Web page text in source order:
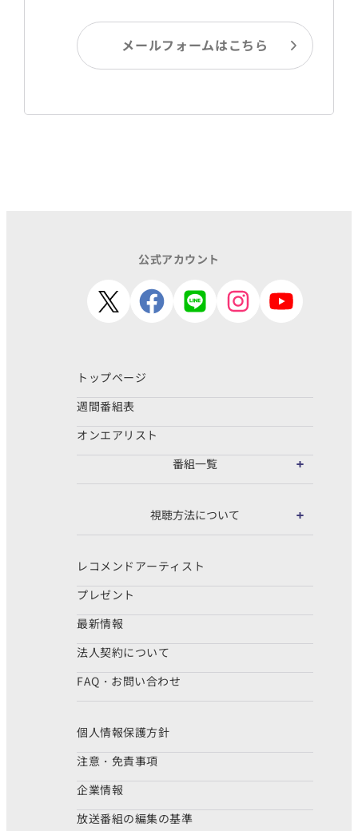
メールフォームはこちら
公式アカウント
トップページ
週間番組表
オンエアリスト
番組一覧
視聴方法について
レコメンドアーティスト
プレゼント
最新情報
法人契約について
FAQ・お問い合わせ
個人情報保護方針
注意・免責事項
企業情報
放送番組の編集の基準